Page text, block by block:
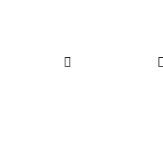

